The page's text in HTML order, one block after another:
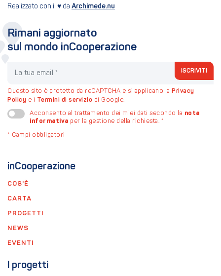
Realizzato con il ♥ da Archimede.nu
inCooperazione
COS'È
CARTA
PROGETTI
NEWS
EVENTI
I progetti
Rimani aggiornato
sul mondo inCooperazione
ISCRIVITI
Questo sito è protetto da reCAPTCHA e si applicano la Privacy
Policy e i Termini di servizio di Google.
Acconsento al trattamento dei miei dati secondo la nota
informativa per la gestione della richiesta. *
* Campi obbligatori